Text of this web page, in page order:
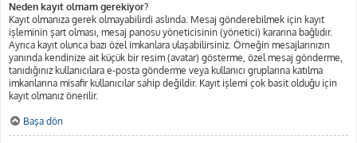
Neden kayıt olmam gerekiyor?
Kayıt olmanıza gerek olmayabilirdi aslında. Mesaj gönderebilmek için kayıt
işleminin şart olması, mesaj panosu yöneticisinin (yönetici) kararına bağlıdır.
Ayrıca kayıt olunca bazı özel imkanlara ulaşabilirsiniz. Örneğin mesajlarınızın
yanında kendinize ait küçük bir resim (avatar) gösterme, özel mesaj gönderme,
tanıdığınız kullanıcılara e-posta gönderme veya kullanıcı gruplarına katılma
imkanlarına misafir kullanıcılar sahip değildir. Kayıt işlemi çok basit olduğu için
kayıt olmanız önerilir.
Başa dön